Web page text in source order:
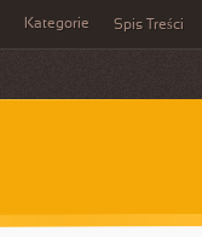
Kategorie Spis Treści